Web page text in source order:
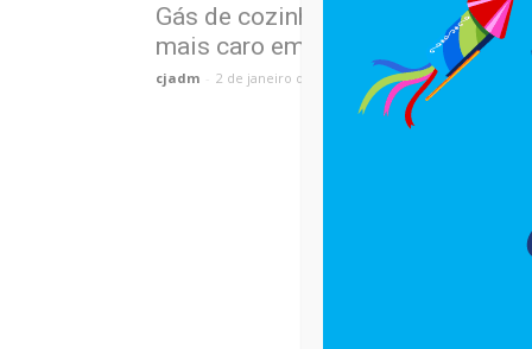
Gás de cozinha começa 2026
mais caro em Cajazeiras
cjadm 2 de janeiro de 2026